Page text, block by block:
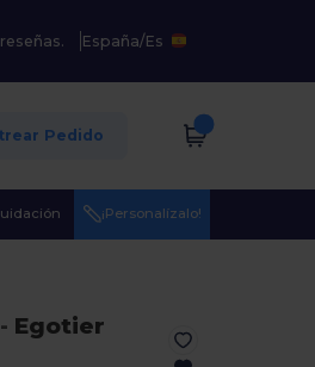
España/Es
Pedido
¡Personalízalo!
- Egotier